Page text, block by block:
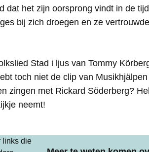
dat het zijn oorsprong vindt in de
bij zich droegen en ze
Stad i ljus van Tommy
toch niet de clip van
zingen met Rickard Söderberg?
neemt!